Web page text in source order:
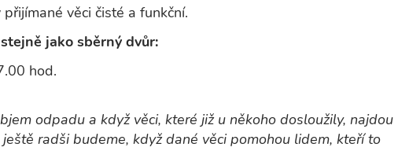
věci čisté a funkční.
jako sběrný dvůr:
hod.
odpadu a když věci, které již u někoho dosloužily, najdou
radši budeme, když dané věci pomohou lidem, kteří to